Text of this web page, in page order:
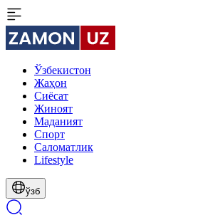
Ўзбекистон
Жаҳон
Сиёсат
Жиноят
Маданият
Спорт
Cаломатлик
Lifestyle
ўзб